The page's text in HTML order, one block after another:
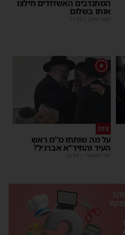
המתנדבים האשדודים חילצו
אותו בשלום
משה קאהן 11:53
1
צפו
על מה שוחחו מ"מ ראש
העיר והחיד"א אברג׳ל?
יוסי יחזקאלי 23:37